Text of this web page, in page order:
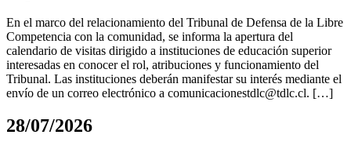
En el marco del relacionamiento del Tribunal de Defensa de la Libre
Competencia con la comunidad, se informa la apertura del
calendario de visitas dirigido a instituciones de educación superior
interesadas en conocer el rol, atribuciones y funcionamiento del
Tribunal. Las instituciones deberán manifestar su interés mediante el
envío de un correo electrónico a comunicacionestdlc@tdlc.cl. […]
28/07/2026